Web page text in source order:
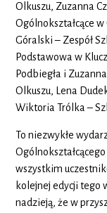
Olkuszu, Zuzanna
Ogólnokształcące
Góralski – Zespół
Podstawowa w
Podbiegła i
Olkuszu, Lena
Wiktoria Trólka –
To niezwykłe
wszystkim
kolejnej edycji tego
nadzieją, że w